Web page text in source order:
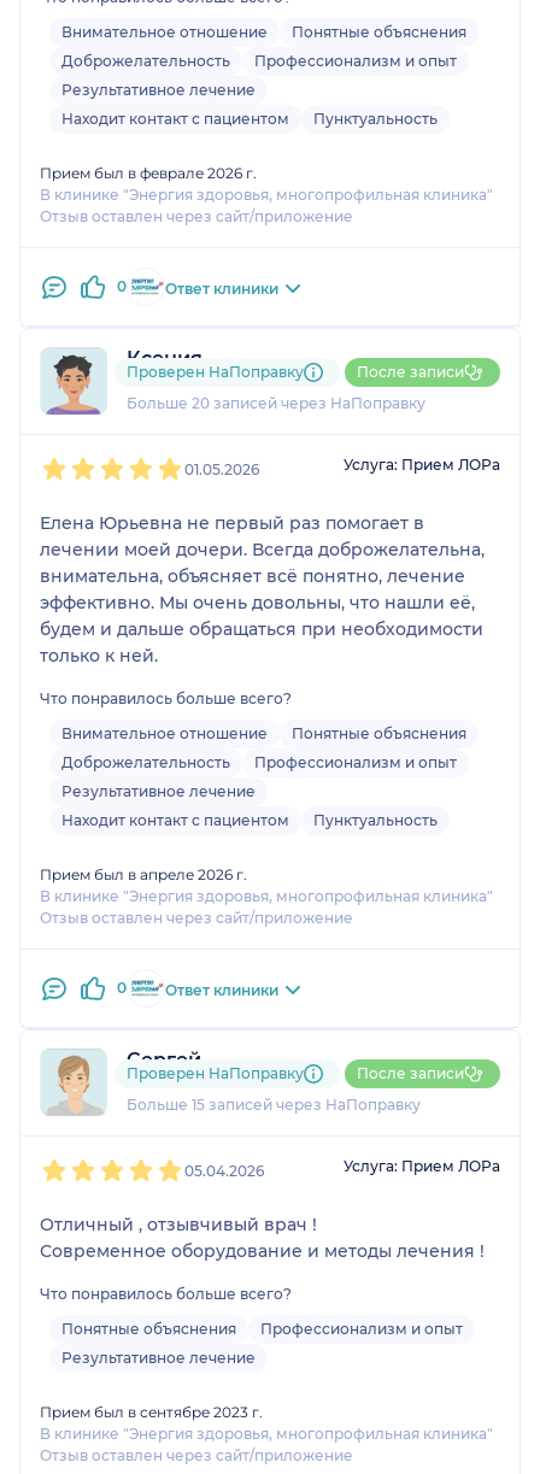
Внимательное отношение
Понятные объяснения
Доброжелательность
Профессионализм и опыт
Результативное лечение
Находит контакт с пациентом
Пунктуальность
Прием был в феврале 2026 г.
В клинике "Энергия здоровья, многопрофильная клиника"
Отзыв оставлен через сайт/приложение
0 Ответ клиники
Ксения
2 отзываи 1 оценка
Больше 20 записей через НаПоправку
Проверен НаПоправку После записи
01.05.2026 Услуга: Прием ЛОРа
Елена Юрьевна не первый раз помогает в
лечении моей дочери. Всегда доброжелательна,
внимательна, объясняет всё понятно, лечение
эффективно. Мы очень довольны, что нашли её,
будем и дальше обращаться при необходимости
только к ней.
Что понравилось больше всего?
Внимательное отношение
Понятные объяснения
Доброжелательность
Профессионализм и опыт
Результативное лечение
Находит контакт с пациентом
Пунктуальность
Прием был в апреле 2026 г.
В клинике "Энергия здоровья, многопрофильная клиника"
Отзыв оставлен через сайт/приложение
0 Ответ клиники
Сергей
2 отзываи 1 оценка
Больше 15 записей через НаПоправку
Проверен НаПоправку После записи
05.04.2026 Услуга: Прием ЛОРа
Отличный , отзывчивый врач !
Современное оборудование и методы лечения !
Что понравилось больше всего?
Понятные объяснения
Профессионализм и опыт
Результативное лечение
Прием был в сентябре 2023 г.
В клинике "Энергия здоровья, многопрофильная клиника"
Отзыв оставлен через сайт/приложение